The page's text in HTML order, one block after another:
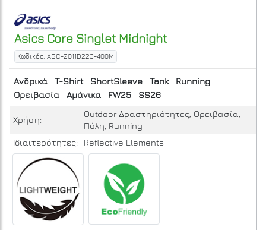
Asics Core Singlet Midnight
Κωδικός: ASC-2011D223-400M
Ανδρικά T-Shirt ShortSleeve Tank
Running
Ορειβασία
Αμάνικα FW25 SS26
Χρήση:
Outdoor Δραστηριότητες, Ορειβασία,
Πόλη, Running
Ιδιαιτερότητες:
Reflective Elements